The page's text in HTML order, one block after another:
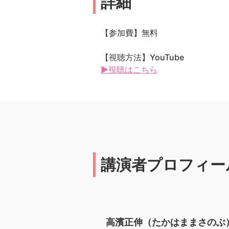
【参加費】無料
【視聴方法】YouTube
▶視聴はこちら
講演者プロフィ
高濱正伸（たかはままさのぶ